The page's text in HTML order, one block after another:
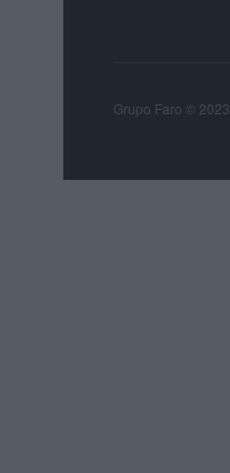
Grupo Faro © 2023